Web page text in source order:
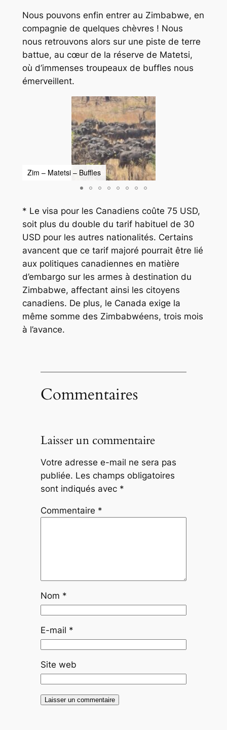
Nous pouvons enfin entrer au Zimbabwe, en
compagnie de quelques chèvres ! Nous
nous retrouvons alors sur une piste de terre
battue, au cœur de la réserve de Matetsi,
où d’immenses troupeaux de buffles nous
émerveillent.
Zim – Matetsi – Buffles
* Le visa pour les Canadiens coûte 75 USD,
soit plus du double du tarif habituel de 30
USD pour les autres nationalités. Certains
avancent que ce tarif majoré pourrait être lié
aux politiques canadiennes en matière
d’embargo sur les armes à destination du
Zimbabwe, affectant ainsi les citoyens
canadiens. De plus, le Canada exige la
même somme des Zimbabwéens, trois mois
à l’avance.
Commentaires
Laisser un commentaire
Votre adresse e-mail ne sera pas
publiée. Les champs obligatoires
sont indiqués avec *
Commentaire *
Nom *
E-mail *
Site web